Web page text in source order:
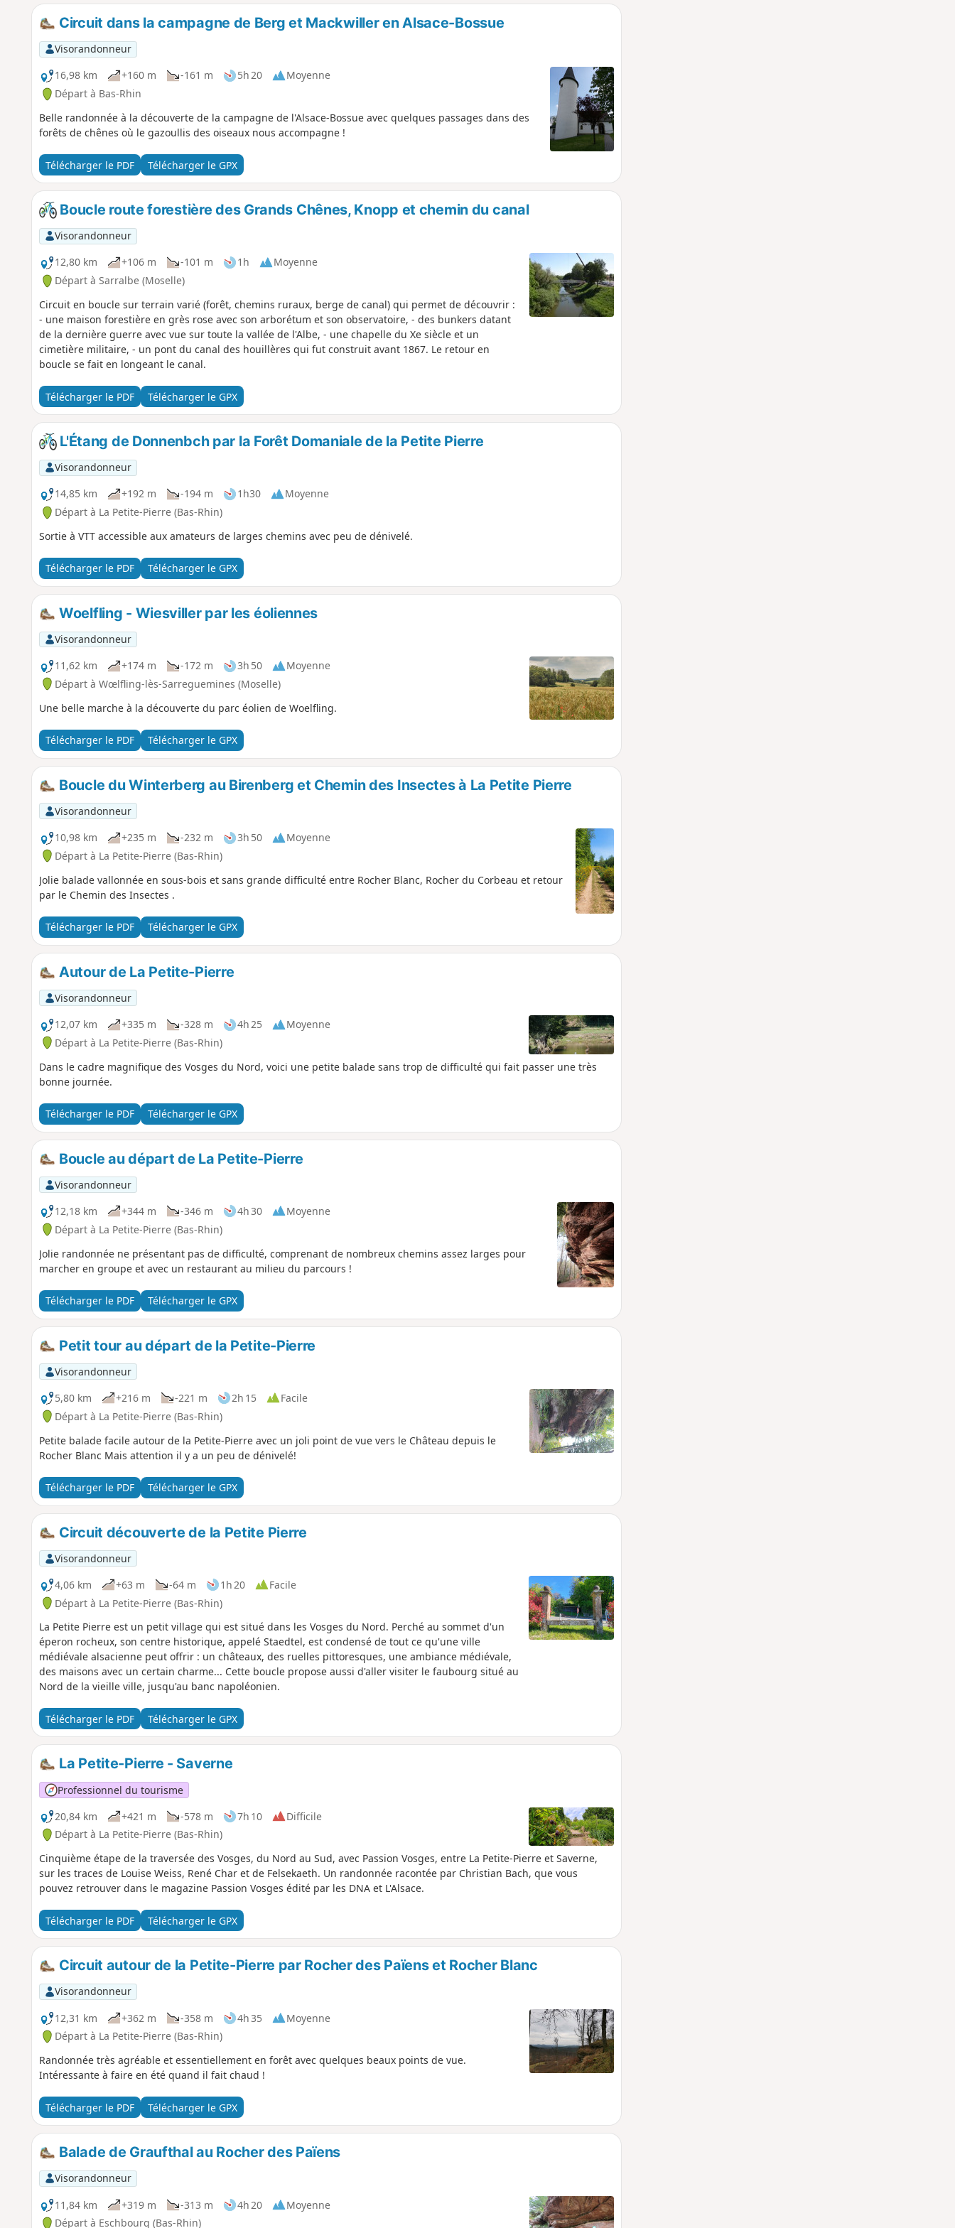
Circuit dans la campagne de Berg et Mackwiller en Alsace-Bossue
Visorandonneur
16,98 km
+160 m -161 m 5h 20
Moyenne
Départ à Bas-Rhin
Belle randonnée à la découverte de la campagne de l'Alsace-Bossue avec quelques passages dans des
forêts de chênes où le gazoullis des oiseaux nous accompagne !
Télécharger le PDF Télécharger le GPX
Boucle route forestière des Grands Chênes, Knopp et chemin du canal
Visorandonneur
12,80 km
+106 m -101 m 1h
Moyenne
Départ à Sarralbe (Moselle)
Circuit en boucle sur terrain varié (forêt, chemins ruraux, berge de canal) qui permet de découvrir :
- une maison forestière en grès rose avec son arborétum et son observatoire, - des bunkers datant
de la dernière guerre avec vue sur toute la vallée de l'Albe, - une chapelle du Xe siècle et un
cimetière militaire, - un pont du canal des houillères qui fut construit avant 1867. Le retour en
boucle se fait en longeant le canal.
Télécharger le PDF Télécharger le GPX
L'Étang de Donnenbch par la Forêt Domaniale de la Petite Pierre
Visorandonneur
14,85 km
+192 m -194 m 1h30
Moyenne
Départ à La Petite-Pierre (Bas-Rhin)
Sortie à VTT accessible aux amateurs de larges chemins avec peu de dénivelé.
Télécharger le PDF Télécharger le GPX
Woelfling - Wiesviller par les éoliennes
Visorandonneur
11,62 km
+174 m -172 m 3h 50
Moyenne
Départ à Wœlfling-lès-Sarreguemines (Moselle)
Une belle marche à la découverte du parc éolien de Woelfling.
Télécharger le PDF Télécharger le GPX
Boucle du Winterberg au Birenberg et Chemin des Insectes à La Petite Pierre
Visorandonneur
10,98 km
+235 m -232 m 3h 50
Moyenne
Départ à La Petite-Pierre (Bas-Rhin)
Jolie balade vallonnée en sous-bois et sans grande difficulté entre Rocher Blanc, Rocher du Corbeau et retour
par le Chemin des Insectes .
Télécharger le PDF Télécharger le GPX
Autour de La Petite-Pierre
Visorandonneur
12,07 km
+335 m -328 m 4h 25
Moyenne
Départ à La Petite-Pierre (Bas-Rhin)
Dans le cadre magnifique des Vosges du Nord, voici une petite balade sans trop de difficulté qui fait passer une très
bonne journée.
Télécharger le PDF Télécharger le GPX
Boucle au départ de La Petite-Pierre
Visorandonneur
12,18 km
+344 m -346 m 4h 30
Moyenne
Départ à La Petite-Pierre (Bas-Rhin)
Jolie randonnée ne présentant pas de difficulté, comprenant de nombreux chemins assez larges pour
marcher en groupe et avec un restaurant au milieu du parcours !
Télécharger le PDF Télécharger le GPX
Petit tour au départ de la Petite-Pierre
Visorandonneur
5,80 km
+216 m -221 m 2h 15
Facile
Départ à La Petite-Pierre (Bas-Rhin)
Petite balade facile autour de la Petite-Pierre avec un joli point de vue vers le Château depuis le
Rocher Blanc Mais attention il y a un peu de dénivelé!
Télécharger le PDF Télécharger le GPX
Circuit découverte de la Petite Pierre
Visorandonneur
4,06 km
+63 m -64 m 1h 20
Facile
Départ à La Petite-Pierre (Bas-Rhin)
La Petite Pierre est un petit village qui est situé dans les Vosges du Nord. Perché au sommet d'un
éperon rocheux, son centre historique, appelé Staedtel, est condensé de tout ce qu'une ville
médiévale alsacienne peut offrir : un châteaux, des ruelles pittoresques, une ambiance médiévale,
des maisons avec un certain charme... Cette boucle propose aussi d'aller visiter le faubourg situé au
Nord de la vieille ville, jusqu'au banc napoléonien.
Télécharger le PDF Télécharger le GPX
La Petite-Pierre - Saverne
Professionnel du tourisme
20,84 km
+421 m -578 m 7h 10
Difficile
Départ à La Petite-Pierre (Bas-Rhin)
Cinquième étape de la traversée des Vosges, du Nord au Sud, avec Passion Vosges, entre La Petite-Pierre et Saverne,
sur les traces de Louise Weiss, René Char et de Felsekaeth. Un randonnée racontée par Christian Bach, que vous
pouvez retrouver dans le magazine Passion Vosges édité par les DNA et L'Alsace.
Télécharger le PDF Télécharger le GPX
Circuit autour de la Petite-Pierre par Rocher des Païens et Rocher Blanc
Visorandonneur
12,31 km
+362 m -358 m 4h 35
Moyenne
Départ à La Petite-Pierre (Bas-Rhin)
Randonnée très agréable et essentiellement en forêt avec quelques beaux points de vue.
Intéressante à faire en été quand il fait chaud !
Télécharger le PDF Télécharger le GPX
Balade de Graufthal au Rocher des Païens
Visorandonneur
11,84 km
+319 m -313 m 4h 20
Moyenne
Départ à Eschbourg (Bas-Rhin)